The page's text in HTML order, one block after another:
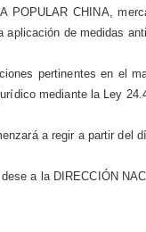
POPULAR CHINA,
de medidas
pertinentes en el
mediante la Ley
a regir a partir del
a la DIRECCIÓN